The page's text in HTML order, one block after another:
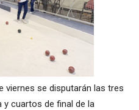
viernes se disputarán las tres
cuartos de final de la